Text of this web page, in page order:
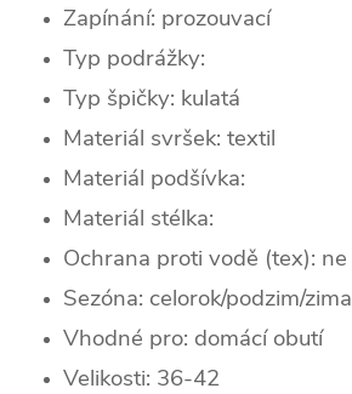
Zapínání: prozouvací
Typ podrážky:
Typ špičky: kulatá
Materiál svršek: textil
Materiál podšívka:
Materiál stélka:
Ochrana proti vodě (tex): ne
Sezóna: celorok/podzim/zima
Vhodné pro: domácí obutí
Velikosti: 36-42